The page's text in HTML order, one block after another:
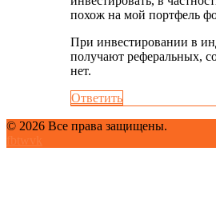
похож на мой портфель
При инвестировании в
получают реферальных,
нет.
Ответить
© 2026 Все права защищены.
fbtw vk